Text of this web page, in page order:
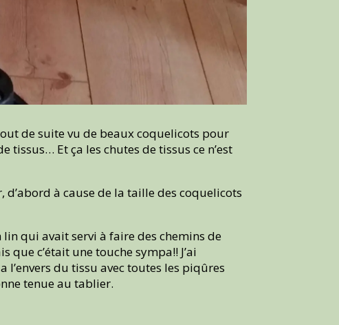
de suite vu de beaux coquelicots pour
Et ça les chutes de tissus ce n’est
d’abord à cause de la taille des coquelicots
lin qui avait servi à faire des chemins de
c’était une touche sympa!! J’ai
du tissu avec toutes les piqûres
tenue au tablier.